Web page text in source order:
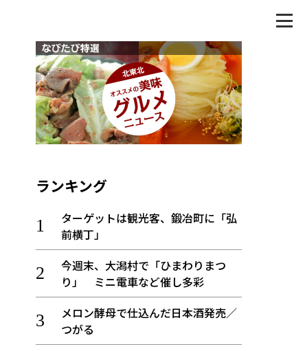
ランキング
ターゲットは観光客、鍛冶町に「弘
前横丁」
今週末、大潟村で「ひまわりまつ
り」 ミニ電車など催し多彩
メロン酵母で仕込んだ日本酒発売／
つがる